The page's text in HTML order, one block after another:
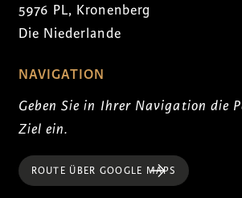
5976 PL, Kronenberg
Die Niederlande
NAVIGATION
Geben Sie in Ihrer Navigation die
Ziel ein.
ROUTE ÜBER GOOGLE MAPS